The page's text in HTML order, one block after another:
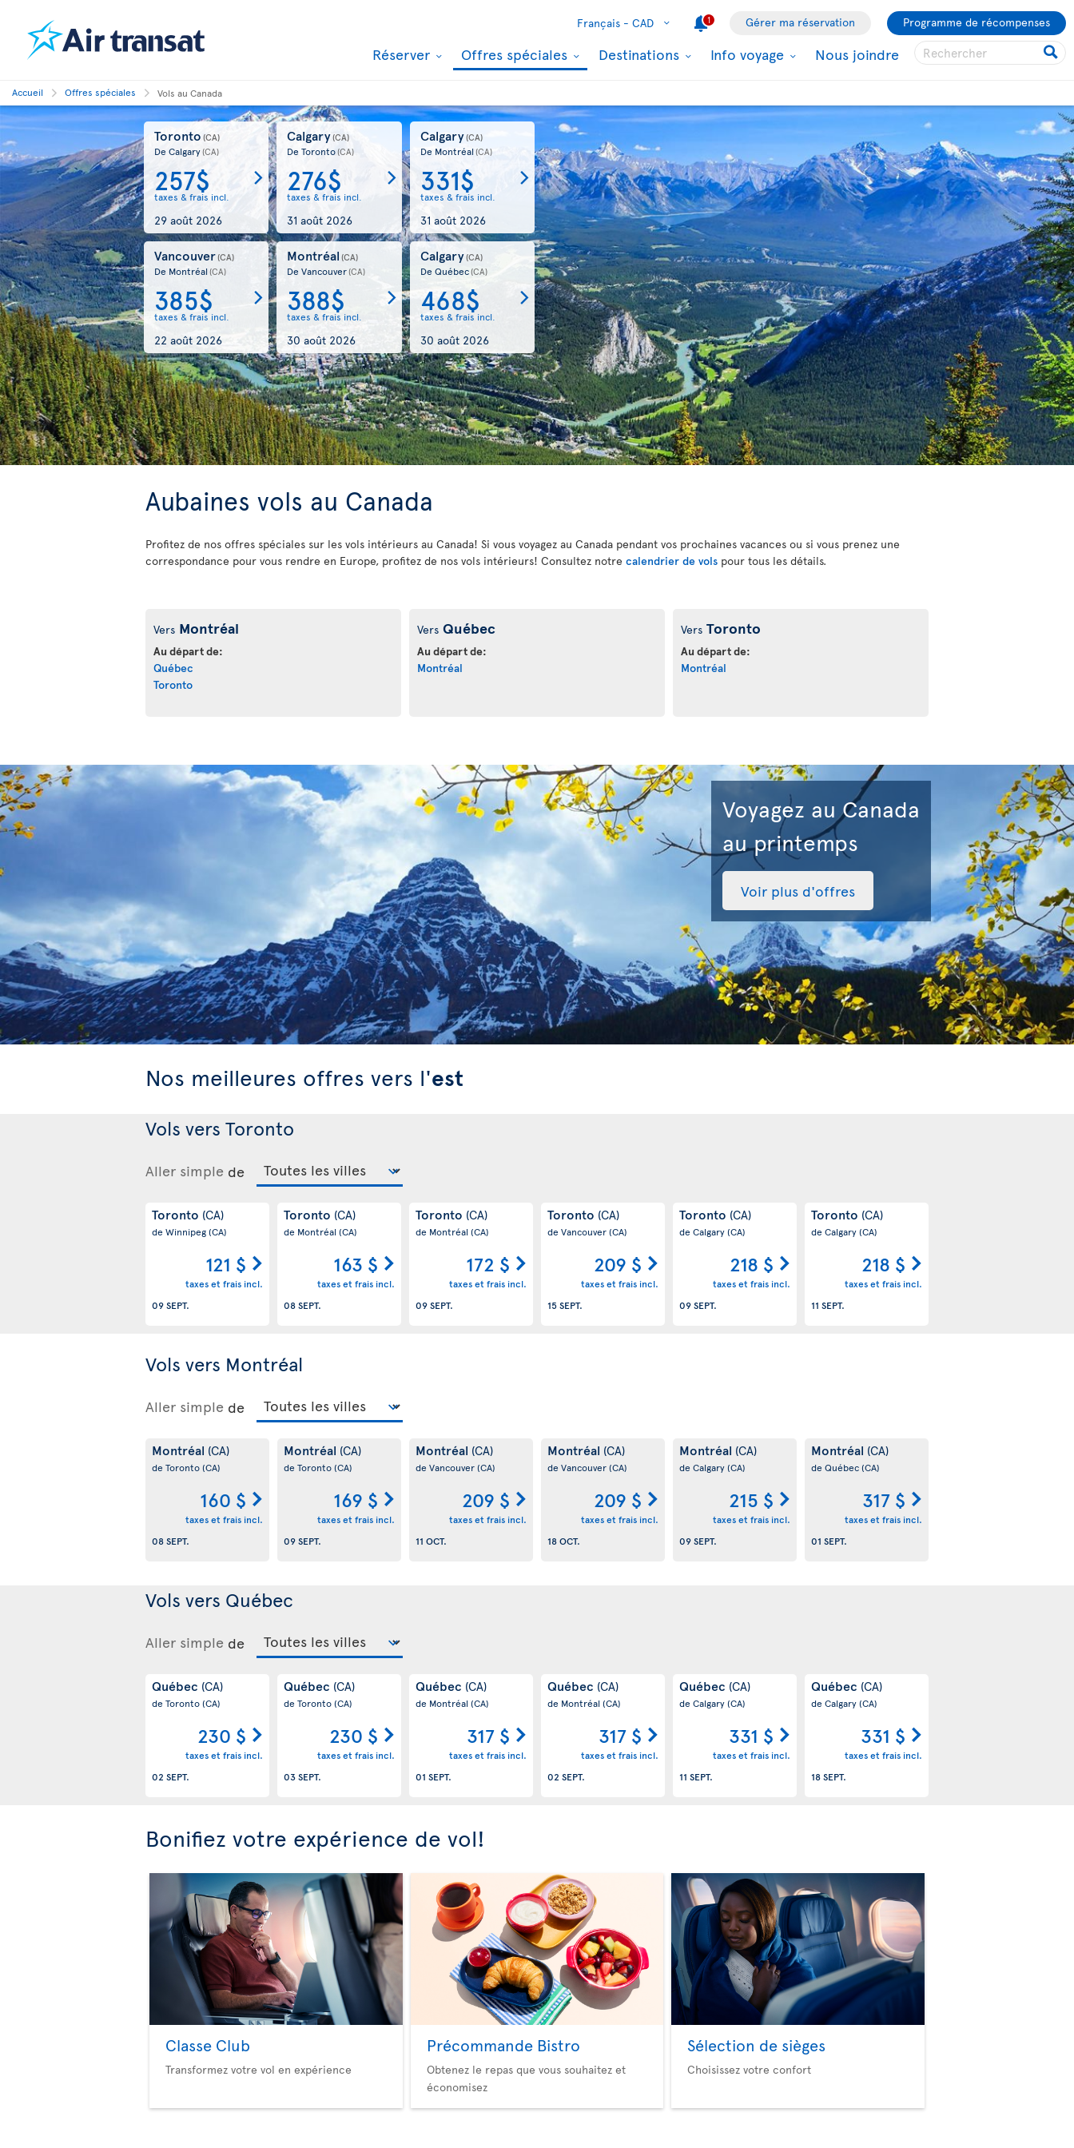
Français - CAD 1 Gérer ma réservation Programme de récompenses
Réserver Offres spéciales Destinations Info voyage Nous joindre
Accueil Offres spéciales Vols au Canada
Toronto (CA)
De Calgary(CA)
257$
taxes & frais incl.
29 août 2026
Calgary(CA)
De Toronto(CA)
276$
taxes & frais incl.
31 août 2026
Calgary(CA)
De Montréal(CA)
331$
taxes & frais incl.
31 août 2026
Vancouver(CA)
De Montréal(CA)
385$
taxes & frais incl.
22 août 2026
Montréal (CA)
De Vancouver(CA)
388$
taxes & frais incl.
30 août 2026
Calgary(CA)
De Québec(CA)
468$
taxes & frais incl.
30 août 2026
Aubaines vols au Canada
Profitez de nos offres spéciales sur les vols intérieurs au Canada! Si vous voyagez au Canada pendant vos prochaines vacances ou si vous prenez une
correspondance pour vous rendre en Europe, profitez de nos vols intérieurs! Consultez notre calendrier de vols pour tous les détails.
Vers Montréal
Au départ de:
Québec
Toronto
Vers Québec
Au départ de:
Montréal
Vers Toronto
Au départ de:
Montréal
Voyagez au Canada
au printemps
Voir plus d'offres
Nos meilleures offres vers l'est
Vols vers Toronto
Aller simple de
Toronto (CA)
de Winnipeg(CA)
121 $
taxes et frais incl.
09 SEPT.
Toronto (CA)
de Montréal(CA)
163 $
taxes et frais incl.
08 SEPT.
Toronto (CA)
de Montréal(CA)
172 $
taxes et frais incl.
09 SEPT.
Toronto (CA)
de Vancouver(CA)
209 $
taxes et frais incl.
15 SEPT.
Toronto (CA)
de Calgary(CA)
218 $
taxes et frais incl.
09 SEPT.
Toronto (CA)
de Calgary(CA)
218 $
taxes et frais incl.
11 SEPT.
Vols vers Montréal
Aller simple de
Montréal (CA)
de Toronto(CA)
160 $
taxes et frais incl.
08 SEPT.
Montréal (CA)
de Toronto(CA)
169 $
taxes et frais incl.
09 SEPT.
Montréal (CA)
de Vancouver(CA)
209 $
taxes et frais incl.
11 OCT.
Montréal (CA)
de Vancouver(CA)
209 $
taxes et frais incl.
18 OCT.
Montréal (CA)
de Calgary(CA)
215 $
taxes et frais incl.
09 SEPT.
Montréal (CA)
de Québec(CA)
317 $
taxes et frais incl.
01 SEPT.
Vols vers Québec
Aller simple de
Québec (CA)
de Toronto(CA)
230 $
taxes et frais incl.
02 SEPT.
Québec (CA)
de Toronto(CA)
230 $
taxes et frais incl.
03 SEPT.
Québec (CA)
de Montréal(CA)
317 $
taxes et frais incl.
01 SEPT.
Québec (CA)
de Montréal(CA)
317 $
taxes et frais incl.
02 SEPT.
Québec (CA)
de Calgary(CA)
331 $
taxes et frais incl.
11 SEPT.
Québec (CA)
de Calgary(CA)
331 $
taxes et frais incl.
18 SEPT.
Bonifiez votre expérience de vol!
Classe Club
Transformez votre vol en expérience
Précommande Bistro
Obtenez le repas que vous souhaitez et
économisez
Sélection de sièges
Choisissez votre confort